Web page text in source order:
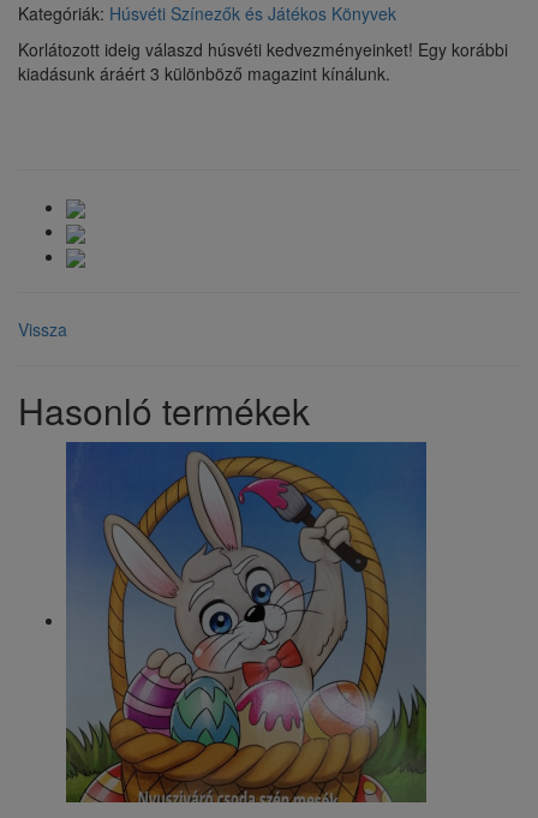
Kategóriák: Húsvéti Színezők és Játékos Könyvek
Korlátozott ideig válaszd húsvéti kedvezményeinket! Egy korábbi
kiadásunk áráért 3 különböző magazint kínálunk.
Vissza
Hasonló termékek